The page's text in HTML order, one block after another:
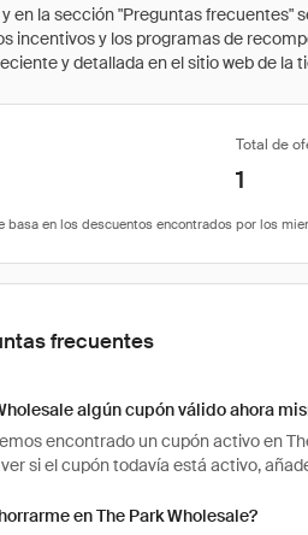
la sección "Preguntas
incentivos y los programas de
y detallada en el sitio web de la
Total de
1
frecuentes
algún cupón válido ahora
encontrado un cupón activo en
si el cupón todavía está activo,
en The Park Wholesale?